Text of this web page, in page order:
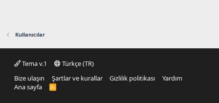
Kullanıcılar
Tema v.1
Türkçe (TR)
Bize ulaşın
Şartlar ve kurallar Gizlilik politikası
Yardım
Ana sayfa
R